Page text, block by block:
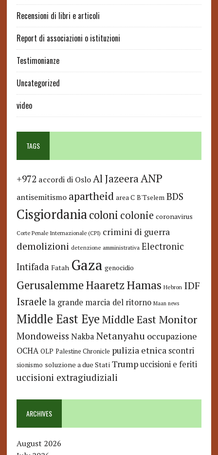
Recensioni di libri e articoli
Report di associazioni o istituzioni
Testimonianze
Uncategorized
video
TAGS
+972 accordi di Oslo Al JazeeraANP
antisemitismo apartheid area C B'Tselem BDS
Cisgiordaniacoloni colonie coronavirus
Corte Penale Internazionale (CPI) crimini di guerra
demolizioni detenzione amministrativa Electronic
Intifada Fatah Gaza genocidio
GerusalemmeHaaretzHamas Hebron IDF
Israele la grande marcia del ritorno Maan news
Middle East Eye Middle East Monitor
Mondoweiss Nakba Netanyahu occupazione
OCHA OLP Palestine Chronicle pulizia etnica scontri
sionismo soluzione a due Stati Trump uccisioni e feriti
uccisioni extragiudiziali
ARCHIVES
August 2026